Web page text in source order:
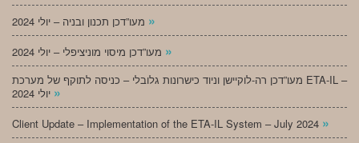
»
»
מעו”דכן רה-לוקיישן וניוד כישרונות גלובלי – כניסה לתוקף של מערכת ETA-IL –
»
Client Update – Implementation of the ETA-IL System – July 2024 »